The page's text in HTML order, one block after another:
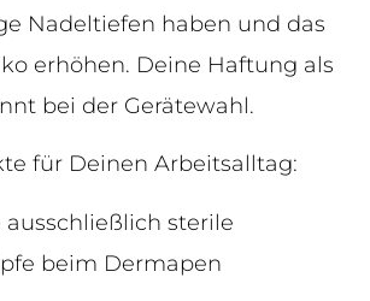
Nadeltiefen haben und das
erhöhen. Deine Haftung als
bei der Gerätewahl.
für Deinen Arbeitsalltag:
ausschließlich sterile
beim Dermapen